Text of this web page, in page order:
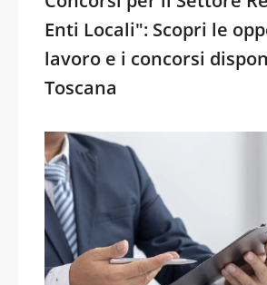
Enti Locali": Scopri le
lavoro e i concorsi
Toscana